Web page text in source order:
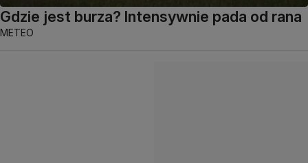
Gdzie jest burza? Intensywnie pada od rana
METEO